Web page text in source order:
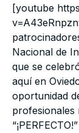
[youtube
Nacional de
que se
aquí en
oportunidad
profesionales